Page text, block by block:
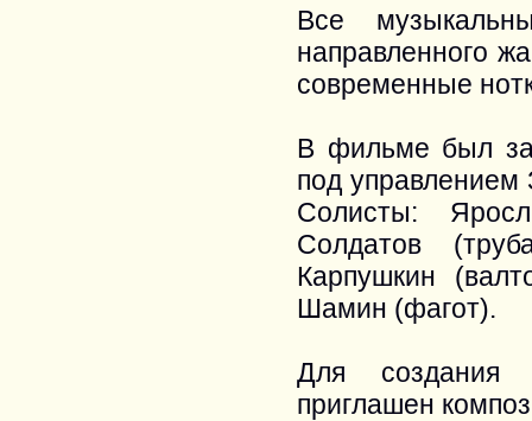
Все
направленного
современные
В фильме был
под управлением
Солисты:
Солдатов
Карпушкин
Шамин (фагот).
Для создания
приглашен